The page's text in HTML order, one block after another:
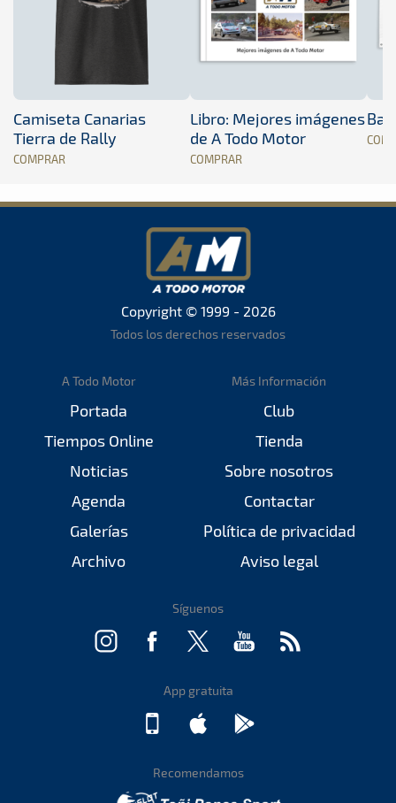
Camiseta Canarias
Tierra de Rally
COMPRAR
Libro: Mejores imágenes
de A Todo Motor
COMPRAR
Copyright © 1999 - 2026
Todos los derechos reservados
A Todo Motor
Portada
Tiempos Online
Noticias
Agenda
Galerías
Archivo
Más Información
Club
Tienda
Sobre nosotros
Contactar
Política de privacidad
Aviso legal
Síguenos
App gratuita
Recomendamos